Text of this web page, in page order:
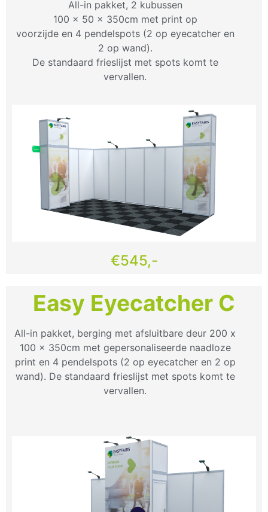
All-in pakket, 2 kubussen
100 x 50 x 350cm met print op
voorzijde en 4 pendelspots (2 op eyecatcher en
2 op wand).
De standaard frieslijst met spots komt te
vervallen.
€545,-
Easy Eyecatcher C
All-in pakket, berging met afsluitbare deur 200 x
100 x 350cm met gepersonaliseerde naadloze
print en 4 pendelspots (2 op eyecatcher en 2 op
wand). De standaard frieslijst met spots komt te
vervallen.